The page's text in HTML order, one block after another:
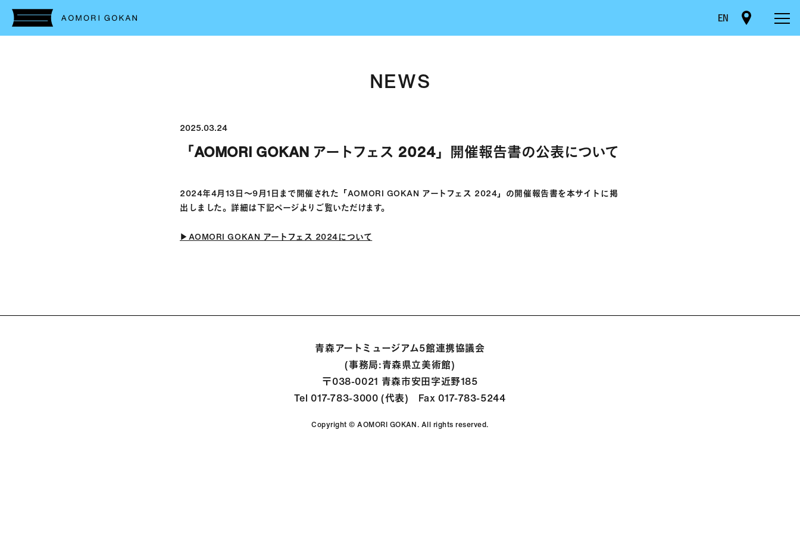
EN
NEWS
2025.03.24
「AOMORI GOKAN アートフェス 2024」開催報告書の公表について
2024年4月13日〜9月1日まで開催された「AOMORI GOKAN アートフェス 2024」の開催報告書を本サイトに掲
出しました。詳細は下記ページよりご覧いただけます。
▶︎AOMORI GOKAN アートフェス 2024について
青森アートミュージアム5館連携協議会
(事務局:青森県立美術館)
〒038-0021 青森市安田字近野185
Tel 017-783-3000 (代表) Fax 017-783-5244
Copyright © AOMORI GOKAN. All rights reserved.